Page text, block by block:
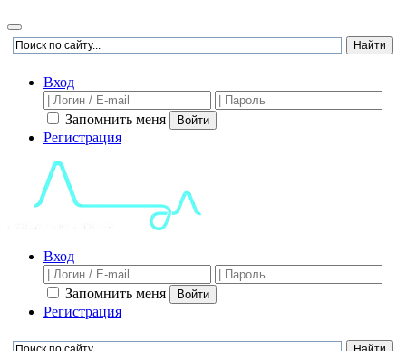
Вход
Запомнить меня Войти
Регистрация
Вход
Запомнить меня Войти
Регистрация